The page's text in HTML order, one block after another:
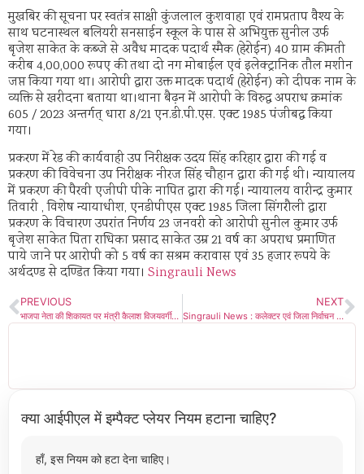
मुखबिर की सूचना पर स्वतंत्र साक्षी कुंजलाल कुशवाहा एवं रामप्रताप वैश्य के
साथ घटनास्थल बलियरी सनसाईन स्कूल के पास से अभियुक्त सुनील उर्फ
बृजेश साकेत के कब्जे से अवैध मादक पदार्थ स्मैक (हेरोईन) 40 ग्राम कीमती
करीब 4,00,000 रूपए की तथा दो नग मोबाईल एवं इलेक्ट्रानिक तौल मशीन
जप्त किया गया था। आरोपी द्वारा उक्त मादक पदार्थ (हेरोईन) को दीपक नाम के
व्यक्ति से खरीदना बताया था।थाना बैढ़न में आरोपी के विरुद्ध अपराध क्रमांक
605 / 2023 अन्तर्गत् धारा 8/21 एन.डी.पी.एस. एक्ट 1985 पंजीबद्ध किया
गया।
प्रकरण में रेड की कार्यवाही उप निरीक्षक उदय सिंह करिहार द्वारा की गई व
प्रकरण की विवेचना उप निरीक्षक नीरज सिंह चौहान द्वारा की गई थी। न्यायालय
में प्रकरण की पैरवी एजीपी पीके नापित द्वारा की गई। न्यायालय वारीन्द्र कुमार
तिवारी , विशेष न्यायाधीश, एनडीपीएस एक्ट 1985 जिला सिंगरौली द्वारा
प्रकरण के विचारण उपरांत निर्णय 23 जनवरी को आरोपी सुनील कुमार उर्फ
बृजेश साकेत पिता राधिका प्रसाद साकेत उम्र 21 वर्ष का अपराध प्रमाणित
पाये जाने पर आरोपी को 5 वर्ष का सश्रम करावास एवं 35 हजार रूपये के
अर्थदण्ड से दण्डित किया गया। Singrauli News
PREVIOUS
भाजपा नेता की शिकायत पर मंत्री कैलाश विजयवर्गीय के खिलाफ लोकायुक्त में केस दर्ज, प्रमुख सचिव,महापौर, DM सहित कमिश्नर जांच के घेरे में?
NEXT
Singrauli News : कलेक्टर एवं जिला निर्वाचन अधिकारी ने दिलाई मतदाता दिवस की शपथ
क्या आईपीएल में इम्पैक्ट प्लेयर नियम हटाना चाहिए?
हाँ, इस नियम को हटा देना चाहिए।